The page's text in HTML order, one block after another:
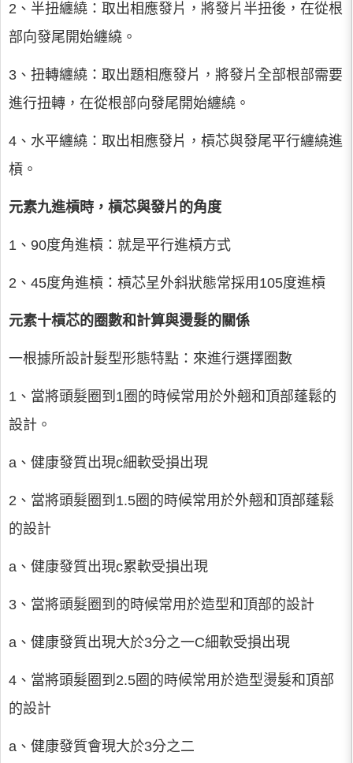
2、半扭纏繞：取出相應發片，將發片半扭後，在從根
部向發尾開始纏繞。
3、扭轉纏繞：取出題相應發片，將發片全部根部需要
進行扭轉，在從根部向發尾開始纏繞。
4、水平纏繞：取出相應發片，槓芯與發尾平行纏繞進
槓。
元素九進槓時，槓芯與發片的角度
1、90度角進槓：就是平行進槓方式
2、45度角進槓：槓芯呈外斜狀態常採用105度進槓
元素十槓芯的圈數和計算與燙髮的關係
一根據所設計髮型形態特點：來進行選擇圈數
1、當將頭髮圈到1圈的時候常用於外翹和頂部蓬鬆的
設計。
a、健康發質出現c細軟受損出現
2、當將頭髮圈到1.5圈的時候常用於外翹和頂部蓬鬆
的設計
a、健康發質出現c累軟受損出現
3、當將頭髮圈到的時候常用於造型和頂部的設計
a、健康發質出現大於3分之一C細軟受損出現
4、當將頭髮圈到2.5圈的時候常用於造型燙髮和頂部
的設計
a、健康發質會現大於3分之二